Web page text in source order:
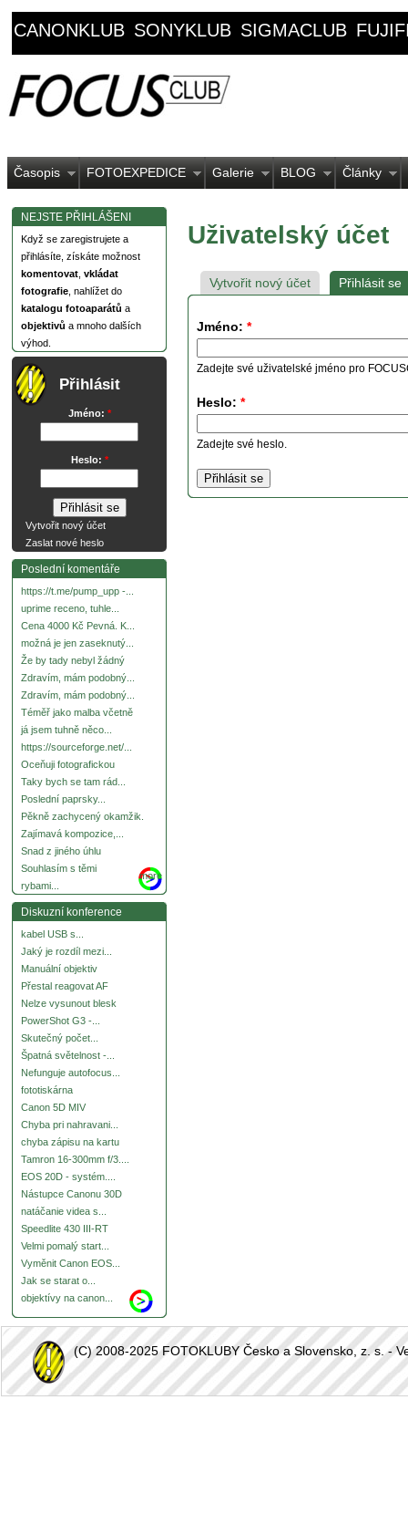
CANONKLUB SONYKLUB SIGMACLUB
Časopis FOTOEXPEDICE Galerie BLOG Články
NEJSTE PŘIHLÁŠENI
Když se zaregistrujete a
přihlásíte, získáte možnost
komentovat vkládat
fotografie , nahlížet do
katalogu fotoaparátů a
objektivů a mnoho dalších
výhod.
Přihlásit
Jméno: *
Heslo: *
Vytvořit nový účet
Zaslat nové heslo
Poslední komentáře
https://t.me/pump_upp -...
uprime receno, tuhle...
Cena 4000 Kč Pevná. K...
možná je jen zaseknutý...
Že by tady nebyl žádný
Zdravím, mám podobný...
Zdravím, mám podobný...
Téměř jako malba včetně
já jsem tuhně něco...
https://sourceforge.net/...
Oceňuji fotografickou
Taky bych se tam rád...
Poslední paprsky...
Pěkně zachycený okamžik.
Zajímavá kompozice,...
Snad z jiného úhlu
Souhlasím s těmi
rybami...
more
Diskuzní konference
kabel USB s...
Jaký je rozdíl mezi...
Manuální objektiv
Přestal reagovat AF
Nelze vysunout blesk
PowerShot G3 -...
Skutečný počet...
Špatná světelnost -...
Nefunguje autofocus...
fototiskárna
Canon 5D MIV
Chyba pri nahravani...
chyba zápisu na kartu
Tamron 16-300mm f/3....
EOS 20D - systém....
Nástupce Canonu 30D
natáčanie videa s...
Speedlite 430 III-RT
Velmi pomalý start...
Vyměnit Canon EOS...
Jak se starat o...
objektívy na canon...
Uživatelský účet
Vytvořit nový účet Přihlásit se
Jméno: *
Zadejte své uživatelské jméno pro
Heslo: *
Zadejte své heslo.
(C) 2008-2025 FOTOKLUBY Česko a Slovensko, z. s. -